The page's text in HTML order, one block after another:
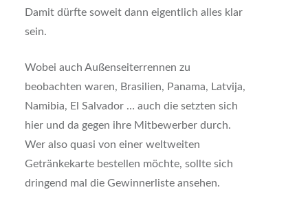
Damit dürfte soweit dann eigentlich alles klar
sein.
Wobei auch Außenseiterrennen zu
beobachten waren, Brasilien, Panama, Latvija,
Namibia, El Salvador … auch die setzten sich
hier und da gegen ihre Mitbewerber durch.
Wer also quasi von einer weltweiten
Getränkekarte bestellen möchte, sollte sich
dringend mal die Gewinnerliste ansehen.